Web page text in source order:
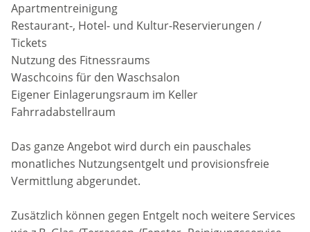
Apartmentreinigung
Restaurant-, Hotel- und Kultur-Reservierungen /
Tickets
Nutzung des Fitnessraums
Waschcoins für den Waschsalon
Eigener Einlagerungsraum im Keller
Fahrradabstellraum
Das ganze Angebot wird durch ein pauschales
monatliches Nutzungsentgelt und provisionsfreie
Vermittlung abgerundet.
Zusätzlich können gegen Entgelt noch weitere Services